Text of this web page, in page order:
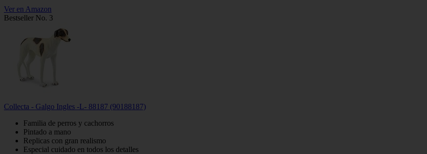
Ver en Amazon
Bestseller No. 3
Collecta - Galgo Ingles -L- 88187 (90188187)
Familia de perros y cachorros
Pintado a mano
Replicas con gran realismo
Especial cuidado en todos los detalles